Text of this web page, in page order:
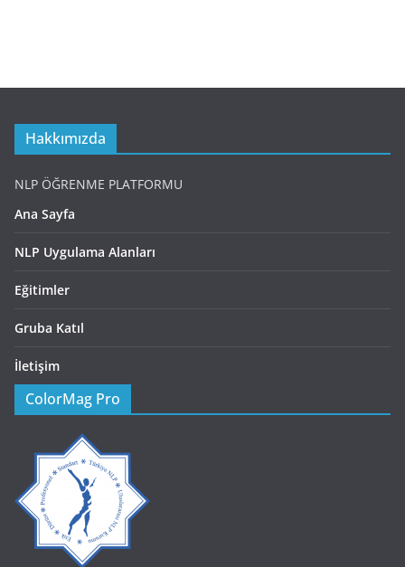
Hakkımızda
NLP ÖĞRENME PLATFORMU
Ana Sayfa
NLP Uygulama Alanları
Eğitimler
Gruba Katıl
İletişim
ColorMag Pro